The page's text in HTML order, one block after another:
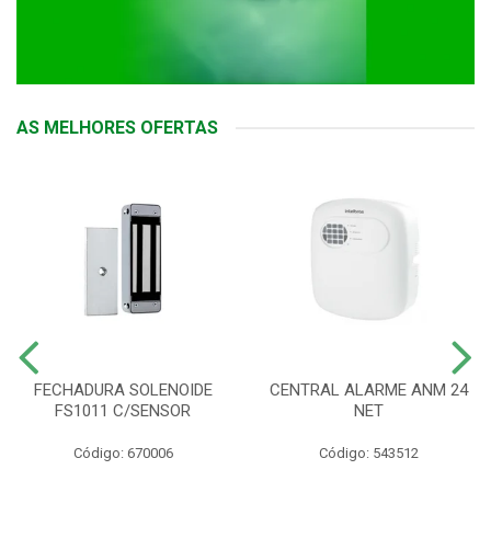
AS MELHORES OFERTAS
FECHADURA SOLENOIDE
FS1011 C/SENSOR
Código: 670006
CENTRAL ALARME ANM 24
NET
Código: 543512